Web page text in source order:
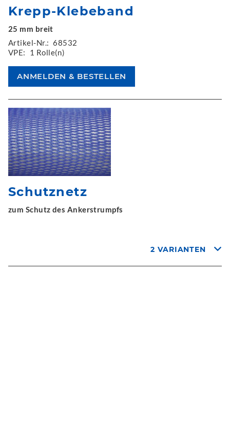
Krepp-Klebeband
25 mm breit
Artikel-Nr.: 68532
VPE:
1 Rolle(n)
Schutznetz
zum Schutz des Ankerstrumpfs
2 VARIANTEN